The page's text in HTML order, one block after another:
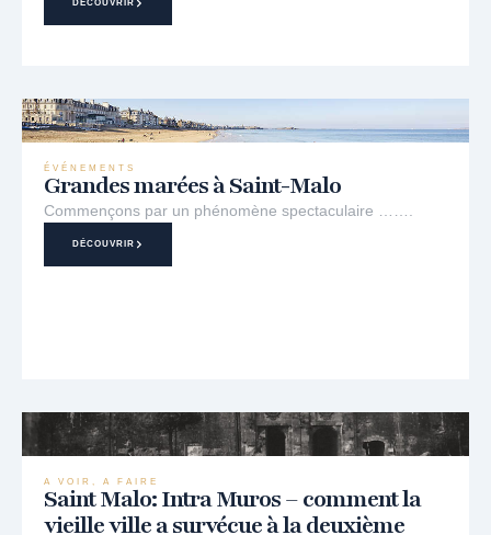
DÉCOUVRIR
ÉVÉNEMENTS
Grandes marées à Saint-Malo
Commençons par un phénomène spectaculaire …….
DÉCOUVRIR
A VOIR, A FAIRE
Saint Malo: Intra Muros – comment la
vieille ville a survécue à la deuxième